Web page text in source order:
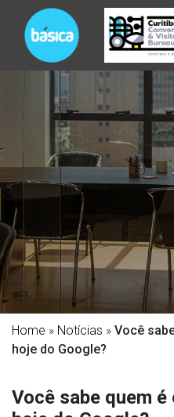
Home » Notícias » Você
hoje do Google?
Você sabe quem